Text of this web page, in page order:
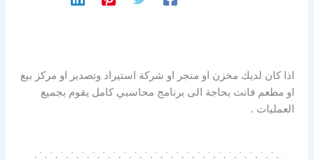
اذا كان لديك مخزن او متجر او شركة استيراد وتصدير او مركز بيع
او مطعم فانت بحاجة الى برنامج محاسبي كامل يقوم بجميع
العمليات .